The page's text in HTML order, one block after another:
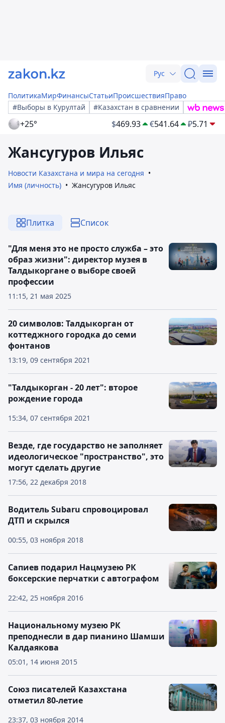
Рус
ПолитикаМирФинансыСтатьиПроисшествияПраво
#Выборы в Курултай
#Казахстан в сравнении
+25° $469.93 €541.64 ₽5.71
Жансугуров Ильяс
Новости Казахстана и мира на сегодня
Имя (личность)
Жансугуров Ильяс
Плитка Список
11:15, 21 мая 2025
"Для меня это не просто служба – это
образ жизни": директор музея в
Талдыкоргане о выборе своей
профессии
13:19, 09 сентября 2021
20 символов: Талдыкорган от
коттеджного городка до семи
фонтанов
15:34, 07 сентября 2021
"Талдыкорган - 20 лет": второе
рождение города
17:56, 22 декабря 2018
Везде, где государство не заполняет
идеологическое "пространство", это
могут сделать другие
00:55, 03 ноября 2018
Водитель Subaru спровоцировал
ДТП и скрылся
22:42, 25 ноября 2016
Сапиев подарил Нацмузею РК
боксерские перчатки с автографом
05:01, 14 июня 2015
Национальному музею РК
преподнесли в дар пианино Шамши
Калдаякова
23:37, 03 ноября 2014
Союз писателей Казахстана
отметил 80-летие